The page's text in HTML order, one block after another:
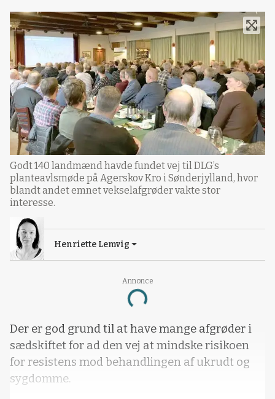
Annonce
Loading...
Godt 140 landmænd havde fundet vej til DLG’s
planteavlsmøde på Agerskov Kro i Sønderjylland, hvor
blandt andet emnet vekselafgrøder vakte stor
interesse.
Henriette Lemvig
Der er god grund til at have mange afgrøder i
sædskiftet for ad den vej at mindske risikoen
for resistens mod behandlingen af ukrudt og
sygdomme.